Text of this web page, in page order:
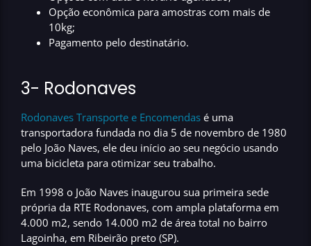
Opção econômica para amostras com mais de
10kg;
Pagamento pelo destinatário.
3- Rodonaves
Rodonaves Transporte e Encomendas é uma
transportadora fundada no dia 5 de novembro de 1980
pelo João Naves, ele deu início ao seu negócio usando
uma bicicleta para otimizar seu trabalho.
Em 1998 o João Naves inaugurou sua primeira sede
própria da RTE Rodonaves, com ampla plataforma em
4.000 m2, sendo 14.000 m2 de área total no bairro
Lagoinha, em Ribeirão preto (SP).